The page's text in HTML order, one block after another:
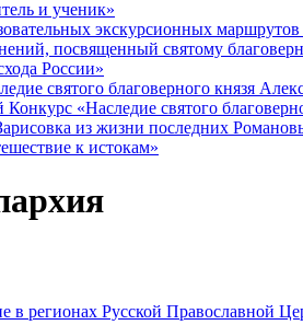
и ученик»
экскурсионных
посвященный святому
России»
святого благоверного князя
«Наследие святого
из жизни последних
к истокам»
в регионах Русской Православной